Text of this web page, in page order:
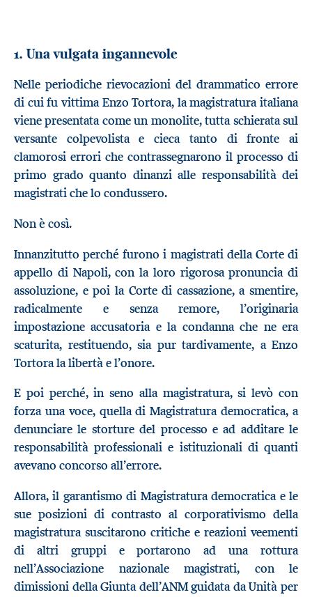
1. Una vulgata ingannevole
Nelle periodiche rievocazioni del drammatico errore
di cui fu vittima Enzo Tortora, la magistratura italiana
viene presentata come un monolite, tutta schierata sul
versante colpevolista e cieca tanto di fronte ai
clamorosi errori che contrassegnarono il processo di
primo grado quanto dinanzi alle responsabilità dei
magistrati che lo condussero.
Non è così.
Innanzitutto perché furono i magistrati della Corte di
appello di Napoli, con la loro rigorosa pronuncia di
assoluzione, e poi la Corte di cassazione, a smentire,
radicalmente e senza remore, l’originaria
impostazione accusatoria e la condanna che ne era
scaturita, restituendo, sia pur tardivamente, a Enzo
Tortora la libertà e l’onore.
E poi perché, in seno alla magistratura, si levò con
forza una voce, quella di Magistratura democratica, a
denunciare le storture del processo e ad additare le
responsabilità professionali e istituzionali di quanti
avevano concorso all’errore.
Allora, il garantismo di Magistratura democratica e le
sue posizioni di contrasto al corporativismo della
magistratura suscitarono critiche e reazioni veementi
di altri gruppi e portarono ad una rottura
nell’Associazione nazionale magistrati, con le
dimissioni della Giunta dell’ANM guidata da Unità per